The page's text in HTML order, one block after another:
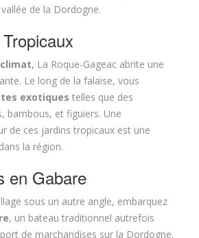
de la Dordogne.
, La Roque-Gageac abrite une
Le long de la falaise, vous
exotiques telles que des
bambous, et figuiers. Une
de ces jardins tropicaux est une
la région.
en Gabare
sous un autre angle, embarquez
, un bateau traditionnel autrefois
de marchandises sur la Dordogne.